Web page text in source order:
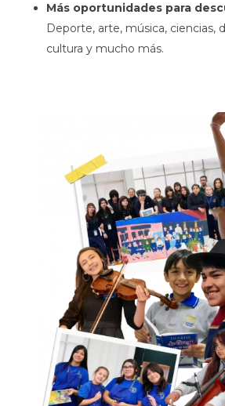
Más oportunidades para
Deporte, arte, música, ciencias,
cultura y mucho más.